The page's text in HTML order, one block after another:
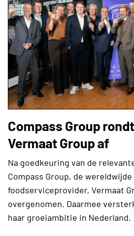
Compass Group
Vermaat Group af
Na goedkeuring van de
Compass Group, de wereldwijde
foodserviceprovider, Vermaat
overgenomen. Daarmee
haar groeiambitie in Nederland.